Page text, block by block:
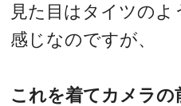
見た目はタイツのよ
感じなのですが、
これを着てカメラの